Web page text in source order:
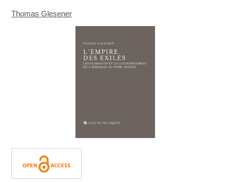
Thomas Glesener